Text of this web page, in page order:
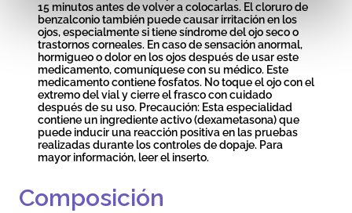
15 minutos antes de volver a colocarlas. El cloruro de
benzalconio también puede causar irritación en los
ojos, especialmente si tiene síndrome del ojo seco o
trastornos corneales. En caso de sensación anormal,
hormigueo o dolor en los ojos después de usar este
medicamento, comuníquese con su médico. Este
medicamento contiene fosfatos. No toque el ojo con el
extremo del vial y cierre el frasco con cuidado
después de su uso. Precaución: Esta especialidad
contiene un ingrediente activo (dexametasona) que
puede inducir una reacción positiva en las pruebas
realizadas durante los controles de dopaje. Para
mayor información, leer el inserto.
Composición